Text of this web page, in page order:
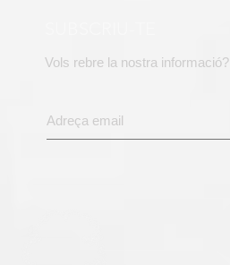
Vols rebre la nostra informació?